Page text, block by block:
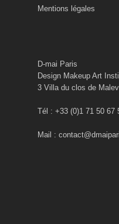
Mentions légales
D-mai Paris
Design Makeup Art
3 Villa du clos de
Tél : +33 (0)1 71 50 67
Mail :